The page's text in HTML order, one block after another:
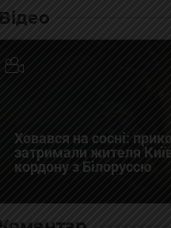
Відео
Ховався на сосні:
затримали жителя
кордону з Білоруссю